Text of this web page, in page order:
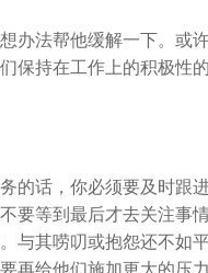
办法帮他缓解一下。或
持在工作上的积极性
的话，你必须要及时跟
要等到最后才去关注事情
与其唠叨或抱怨还不如
再给他们施加更大的压力